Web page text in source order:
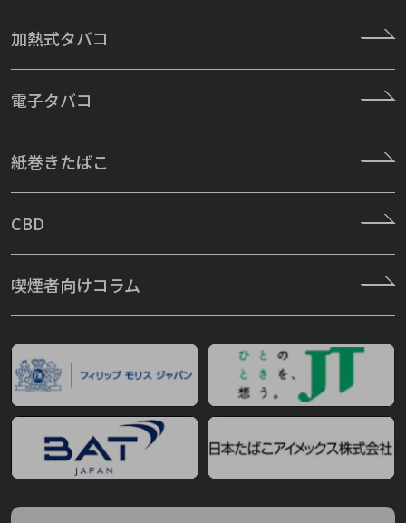
加熱式タバコ
電子タバコ
紙巻きたばこ
CBD
喫煙者向けコラム